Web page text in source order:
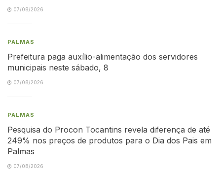
07/08/2026
PALMAS
Prefeitura paga auxílio-alimentação dos servidores
municipais neste sábado, 8
07/08/2026
PALMAS
Pesquisa do Procon Tocantins revela diferença de até
249% nos preços de produtos para o Dia dos Pais em
Palmas
07/08/2026